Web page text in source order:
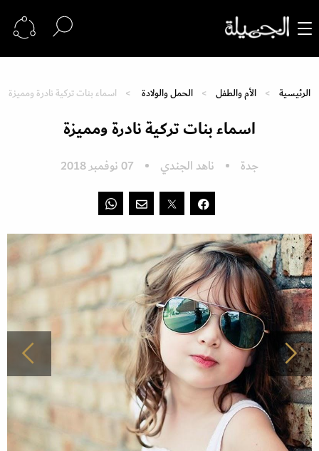
الرئيسية الأم والطفل الحمل والولادة اسماء بنات تركية نادرة ومميزة
اسماء بنات تركية نادرة ومميزة
جدة ناهد الجندي 07 نوفمبر 2018